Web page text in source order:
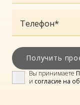
Телефон*
Получить
Вы принимаете
и согласие на